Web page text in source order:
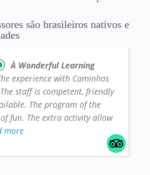
são brasileiros nativos e
À Wonderful Learning
experience with Caminhos
staff is competent, friendly
The program of the
fun. The extra activity allow
more